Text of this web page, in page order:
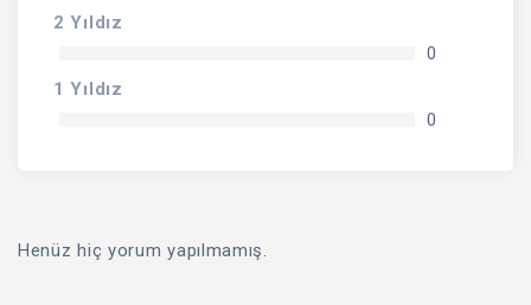
2 Yıldız
0
1 Yıldız
0
Henüz hiç yorum yapılmamış.